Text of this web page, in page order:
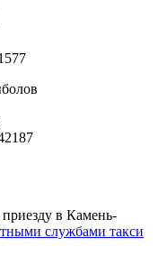
в Камень-
службами такси